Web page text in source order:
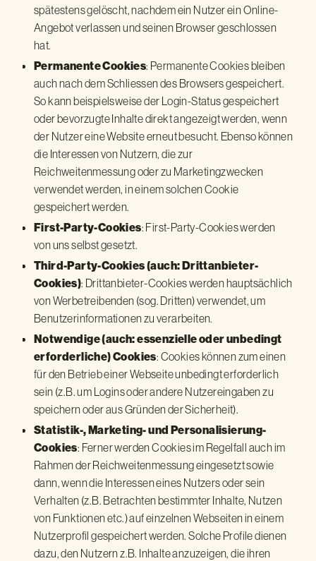
spätestens gelöscht, nachdem ein Nutzer ein Online-
Angebot verlassen und seinen Browser geschlossen
hat.
Permanente Cookies: Permanente Cookies bleiben
auch nach dem Schliessen des Browsers gespeichert.
So kann beispielsweise der Login-Status gespeichert
oder bevorzugte Inhalte direkt angezeigt werden, wenn
der Nutzer eine Website erneut besucht. Ebenso können
die Interessen von Nutzern, die zur
Reichweitenmessung oder zu Marketingzwecken
verwendet werden, in einem solchen Cookie
gespeichert werden.
First-Party-Cookies: First-Party-Cookies werden
von uns selbst gesetzt.
Third-Party-Cookies (auch: Drittanbieter-
Cookies): Drittanbieter-Cookies werden hauptsächlich
von Werbetreibenden (sog. Dritten) verwendet, um
Benutzerinformationen zu verarbeiten.
Notwendige (auch: essenzielle oder unbedingt
erforderliche) Cookies: Cookies können zum einen
für den Betrieb einer Webseite unbedingt erforderlich
sein (z.B. um Logins oder andere Nutzereingaben zu
speichern oder aus Gründen der Sicherheit).
Statistik-, Marketing- und Personalisierung-
Cookies: Ferner werden Cookies im Regelfall auch im
Rahmen der Reichweitenmessung eingesetzt sowie
dann, wenn die Interessen eines Nutzers oder sein
Verhalten (z.B. Betrachten bestimmter Inhalte, Nutzen
von Funktionen etc.) auf einzelnen Webseiten in einem
Nutzerprofil gespeichert werden. Solche Profile dienen
dazu, den Nutzern z.B. Inhalte anzuzeigen, die ihren